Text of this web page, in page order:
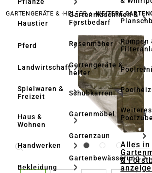
Haustier
Pferd
Landwirtschaft
Spielwaren &
Freizeit
Haus &
Wohnen
Handwerken
Bekleidung
Gartenmaschinen &
Forstbedarf
Rasenmäher
Gartengeräte & -
helfer
Schubkarren
Gartenmöbel
Gartenzaun
Gartenbewässerung
Pumpen
Weiteres
Alles in
&
GARTENGERÄTE & -HELFER WEITERE
Bildergalerie überspringen